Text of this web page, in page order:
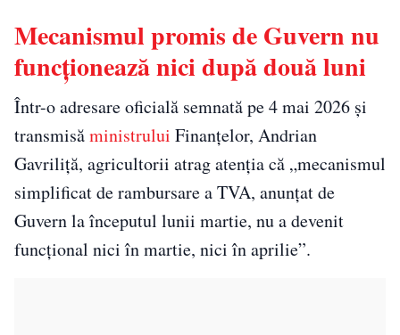
Mecanismul promis de Guvern nu
funcționează nici după două luni
Într-o adresare oficială semnată pe 4 mai 2026 și
transmisăministrului Finanțelor, Andrian
Gavriliță, agricultorii atrag atenția că „mecanismul
simplificat de rambursare a TVA, anunțat de
Guvern la începutul lunii martie, nu a devenit
funcțional nici în martie, nici în aprilie”.